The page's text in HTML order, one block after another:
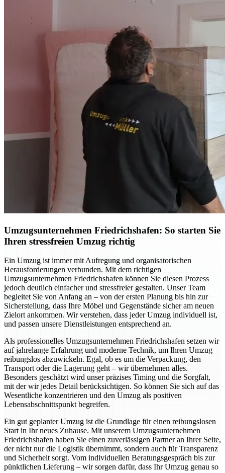
Umzugsunternehmen Friedrichshafen: So starten Sie
Ihren stressfreien Umzug richtig
Ein Umzug ist immer mit Aufregung und organisatorischen
Herausforderungen verbunden. Mit dem richtigen
Umzugsunternehmen Friedrichshafen können Sie diesen Prozess
jedoch deutlich einfacher und stressfreier gestalten. Unser Team
begleitet Sie von Anfang an – von der ersten Planung bis hin zur
Sicherstellung, dass Ihre Möbel und Gegenstände sicher am neuen
Zielort ankommen. Wir verstehen, dass jeder Umzug individuell ist,
und passen unsere Dienstleistungen entsprechend an.
Als professionelles Umzugsunternehmen Friedrichshafen setzen wir
auf jahrelange Erfahrung und moderne Technik, um Ihren Umzug
reibungslos abzuwickeln. Egal, ob es um die Verpackung, den
Transport oder die Lagerung geht – wir übernehmen alles.
Besonders geschätzt wird unser präzises Timing und die Sorgfalt,
mit der wir jedes Detail berücksichtigen. So können Sie sich auf das
Wesentliche konzentrieren und den Umzug als positiven
Lebensabschnittspunkt begreifen.
Ein gut geplanter Umzug ist die Grundlage für einen reibungslosen
Start in Ihr neues Zuhause. Mit unserem Umzugsunternehmen
Friedrichshafen haben Sie einen zuverlässigen Partner an Ihrer Seite,
der nicht nur die Logistik übernimmt, sondern auch für Transparenz
und Sicherheit sorgt. Vom individuellen Beratungsgespräch bis zur
pünktlichen Lieferung – wir sorgen dafür, dass Ihr Umzug genau so